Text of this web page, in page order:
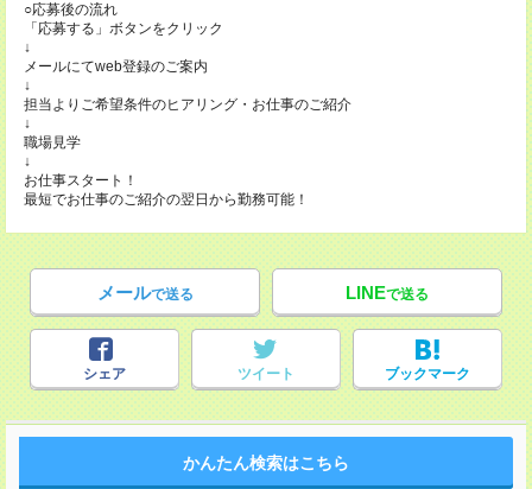
○応募後の流れ
「応募する」ボタンをクリック
↓
メールにてweb登録のご案内
↓
担当よりご希望条件のヒアリング・お仕事のご紹介
↓
職場見学
↓
お仕事スタート！
最短でお仕事のご紹介の翌日から勤務可能！
メールで送る LINEで送る
シェア ツイート ブックマーク
かんたん検索はこちら